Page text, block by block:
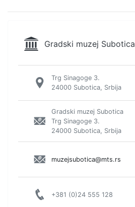
Gradski muzej Subotica
Trg Sinagoge 3.
24000 Subotica, Srbija
Gradski muzej Subotica
Trg Sinagoge 3.
24000 Subotica, Srbija
muzejsubotica@mts.rs
+381 (0)24 555 128